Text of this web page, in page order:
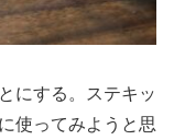
にする。ステキッ
使ってみようと思